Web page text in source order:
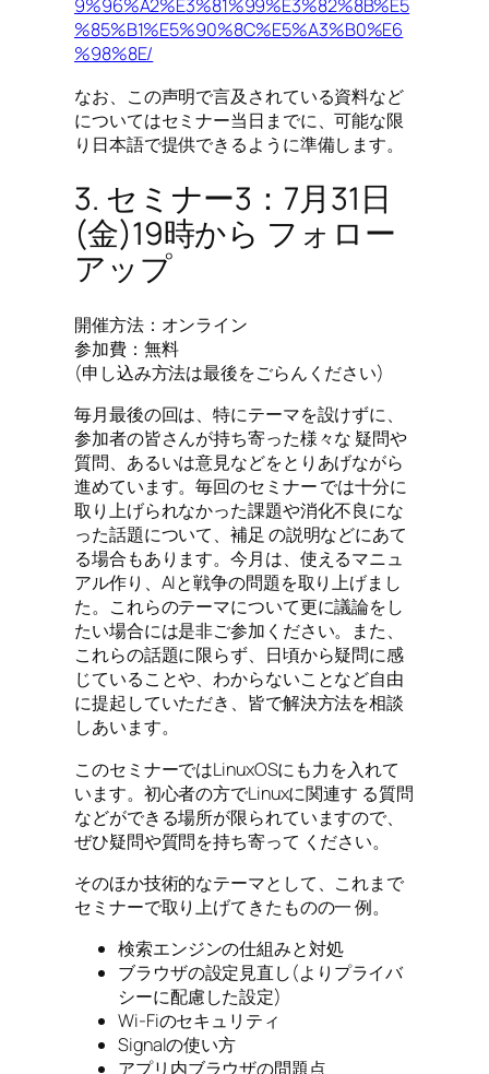
9%96%A2%E3%81%99%E3%82%8B%E5
%85%B1%E5%90%8C%E5%A3%B0%E6
%98%8E/
なお、この声明で言及されている資料など
についてはセミナー当日までに、可能な限
り日本語で提供できるように準備します。
3. セミナー3：7月31日
(金)19時から フォロー
アップ
開催方法：オンライン
参加費：無料
(申し込み方法は最後をごらんください)
毎月最後の回は、特にテーマを設けずに、
参加者の皆さんが持ち寄った様々な 疑問や
質問、あるいは意見などをとりあげながら
進めています。毎回のセミナー では十分に
取り上げられなかった課題や消化不良にな
った話題について、補足 の説明などにあて
る場合もあります。今月は、使えるマニュ
アル作り、AIと戦争の問題を取り上げまし
た。これらのテーマについて更に議論をし
たい場合には是非ご参加ください。また、
これらの話題に限らず、日頃から疑問に感
じていることや、わからないことなど自由
に提起していただき、皆で解決方法を相談
しあいます。
このセミナーではLinuxOSにも力を入れて
います。初心者の方でLinuxに関連す る質問
などができる場所が限られていますので、
ぜひ疑問や質問を持ち寄って ください。
そのほか技術的なテーマとして、これまで
セミナーで取り上げてきたものの一 例。
検索エンジンの仕組みと対処
ブラウザの設定見直し(よりプライバ
シーに配慮した設定)
Wi-Fiのセキュリティ
Signalの使い方
アプリ内ブラウザの問題点